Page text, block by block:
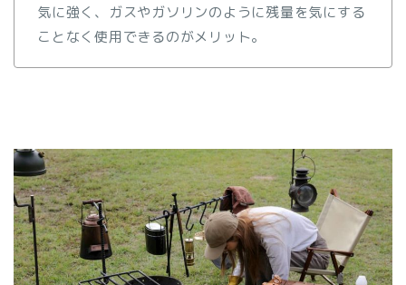
気に強く、ガスやガソリンのように残量を気にする
ことなく使用できるのがメリット。